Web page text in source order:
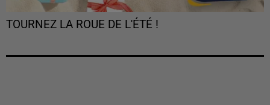
TOURNEZ LA ROUE DE L'ÉTÉ !